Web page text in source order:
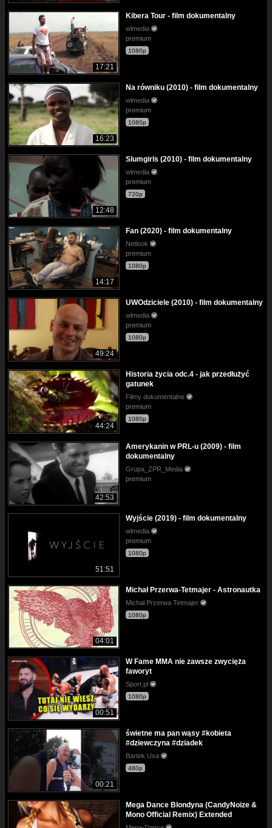
17:21
Kibera Tour - film dokumentalny
wlmedia
premium
1080p
16:23
Na równiku (2010) - film dokumentalny
wlmedia
premium
1080p
12:48
Slumgirls (2010) - film dokumentalny
wlmedia
premium
720p
14:17
Fan (2020) - film dokumentalny
Netlook
premium
1080p
49:24
UWOdziciele (2010) - film dokumentalny
wlmedia
premium
1080p
44:24
Historia życia odc.4 - jak przedłużyć
gatunek
Filmy dokumentalne
premium
1080p
42:53
Amerykanin w PRL-u (2009) - film
dokumentalny
Grupa_ZPR_Media
premium
51:51
Wyjście (2019) - film dokumentalny
wlmedia
premium
1080p
04:01
Michał Przerwa-Tetmajer - Astronautka
Michał Przerwa Tetmajer
1080p
00:51
W Fame MMA nie zawsze zwycięża
faworyt
Sport.pl
1080p
00:21
świetne ma pan wąsy #kobieta
#dziewczyna #dziadek
Bartek Usa
480p
Mega Dance Blondyna (CandyNoize &
Mono Official Remix) Extended